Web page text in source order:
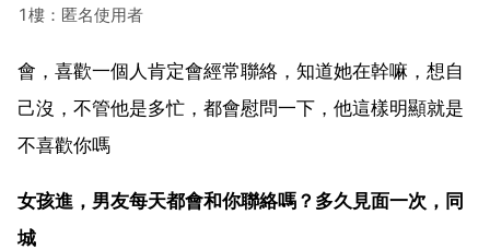
1樓：匿名使用者
會，喜歡一個人肯定會經常聯絡，知道她在幹嘛，想自
己沒，不管他是多忙，都會慰問一下，他這樣明顯就是
不喜歡你嗎
女孩進，男友每天都會和你聯絡嗎？多久見面一次，同
城